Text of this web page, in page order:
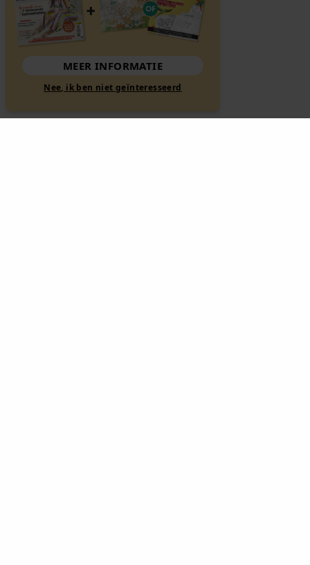
MEER INFORMATIE
Nee, ik ben niet geïnteresseerd